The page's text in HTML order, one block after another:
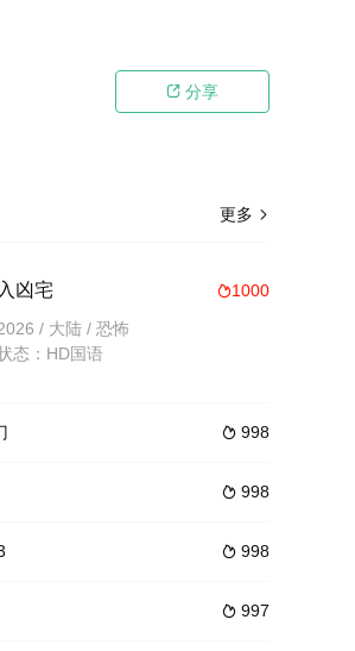
 分享
更多 
1000
入凶宅
/ 大陆 / 恐怖
态：HD国语
 998
 998
 998
 997